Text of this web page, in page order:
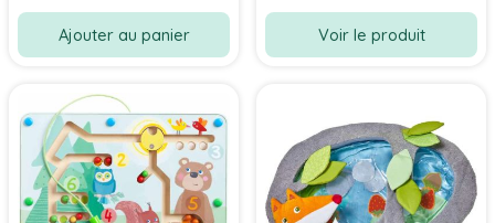
Ajouter au panier Voir le produit